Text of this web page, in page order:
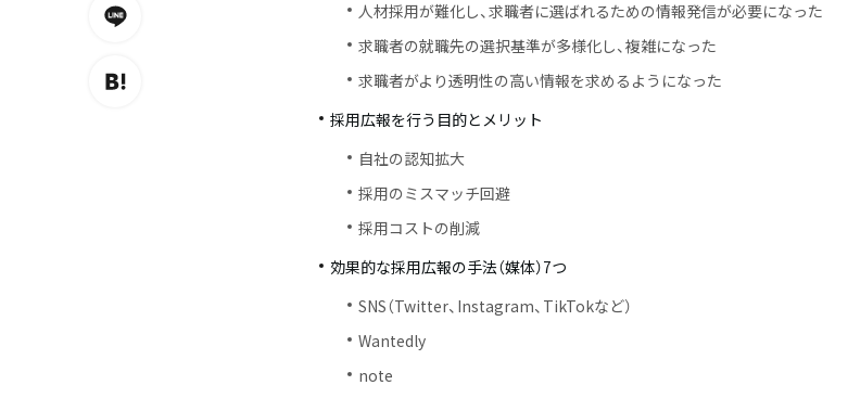
人材採用が難化し、求職者に選ばれるための情報発信が必要になった
求職者の就職先の選択基準が多様化し、複雑になった
求職者がより透明性の高い情報を求めるようになった
採用広報を行う目的とメリット
自社の認知拡大
採用のミスマッチ回避
採用コストの削減
効果的な採用広報の手法（媒体）7つ
SNS（Twitter、Instagram、TikTokなど）
Wantedly
note